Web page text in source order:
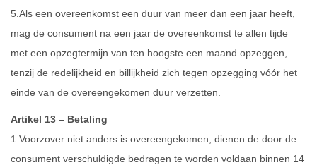
5.Als een overeenkomst een duur van meer dan een jaar heeft,
mag de consument na een jaar de overeenkomst te allen tijde
met een opzegtermijn van ten hoogste een maand opzeggen,
tenzij de redelijkheid en billijkheid zich tegen opzegging vóór het
einde van de overeengekomen duur verzetten.
Artikel 13 – Betaling
1.Voorzover niet anders is overeengekomen, dienen de door de
consument verschuldigde bedragen te worden voldaan binnen 14